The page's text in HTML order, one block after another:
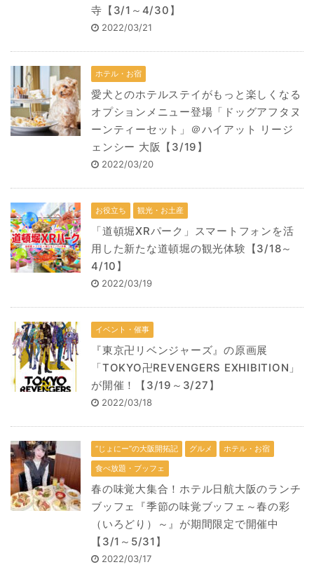
寺【3/1～4/30】
2022/03/21
ホテル・お宿
愛犬とのホテルステイがもっと楽しくなる
オプションメニュー登場「ドッグアフタヌ
ーンティーセット」＠ハイアット リージ
ェンシー 大阪【3/19】
2022/03/20
お役立ち 観光・お土産
「道頓堀XRパーク」スマートフォンを活
用した新たな道頓堀の観光体験【3/18～
4/10】
2022/03/19
イベント・催事
『東京卍リベンジャーズ』の原画展
「TOKYO卍REVENGERS EXHIBITION」
が開催！【3/19～3/27】
2022/03/18
“じょにー”の大阪開拓記 グルメ
ホテル・お宿
食べ放題・ブッフェ
春の味覚大集合！ホテル日航大阪のランチ
ブッフェ『季節の味覚ブッフェ～春の彩
（いろどり）～』が期間限定で開催中
【3/1～5/31】
2022/03/17